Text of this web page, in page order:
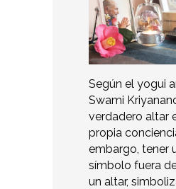
Según el yogui
Swami
verdadero altar
propia
embargo, tener
símbolo fuera
un altar,